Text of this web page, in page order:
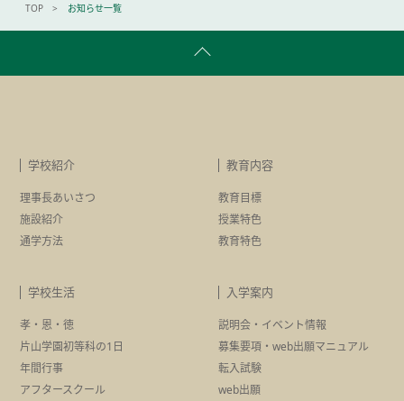
TOP お知らせ一覧
学校紹介
理事長あいさつ
施設紹介
通学方法
教育内容
教育目標
授業特色
教育特色
学校生活
孝・恩・徳
片山学園初等科の1日
年間行事
アフタースクール
入学案内
説明会・イベント情報
募集要項・ web出願マニュアル
転入試験
web出願